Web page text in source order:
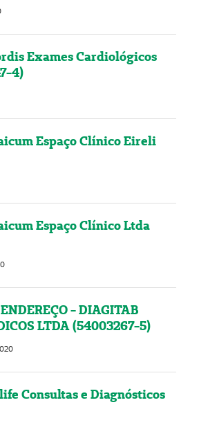
Exames Cardiológicos
4)
Espaço Clínico Eireli
Espaço Clínico Ltda
- DIAGITAB
LTDA (54003267-5)
Consultas e Diagnósticos